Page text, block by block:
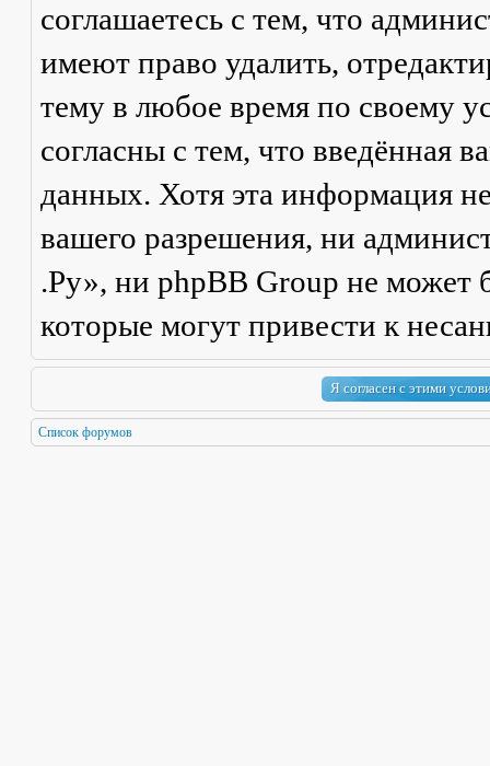
соглашаетесь с тем, что
имеют право удалить,
тему в любое время по своему
согласны с тем, что введённая
данных. Хотя эта информация
вашего разрешения, ни
.Ру», ни phpBB Group не может
которые могут привести к
Список форумов